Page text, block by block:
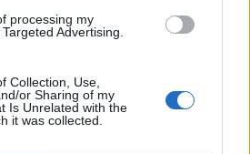
processing my
Advertising.
Collection, Use,
or Sharing of my
Is Unrelated with the
it was collected.
– tässä kaavio
joukkue jalkapallon MM-
2026